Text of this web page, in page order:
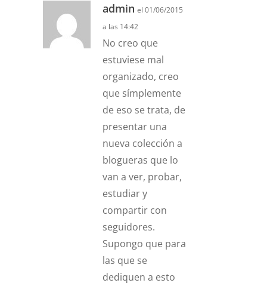
admin el 01/06/2015
a las 14:42
No creo que
estuviese mal
organizado, creo
que símplemente
de eso se trata, de
presentar una
nueva colección a
blogueras que lo
van a ver, probar,
estudiar y
compartir con
seguidores.
Supongo que para
las que se
dediquen a esto